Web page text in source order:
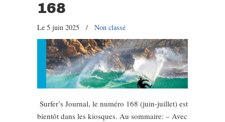
168
Le 5 juin 2025 / Non classé
Surfer’s Journal, le numéro 168 (juin-juillet) est
bientôt dans les kiosques. Au sommaire: – Avec